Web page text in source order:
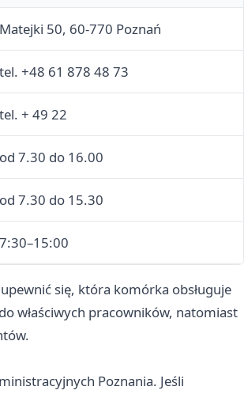
Matejki 50, 60-770 Poznań
tel. +48 61 878 48 73
tel. + 49 22
od 7.30 do 16.00
od 7.30 do 15.30
7:30–15:00
się, która komórka obsługuje
właściwych pracowników, natomiast
Poznania. Jeśli